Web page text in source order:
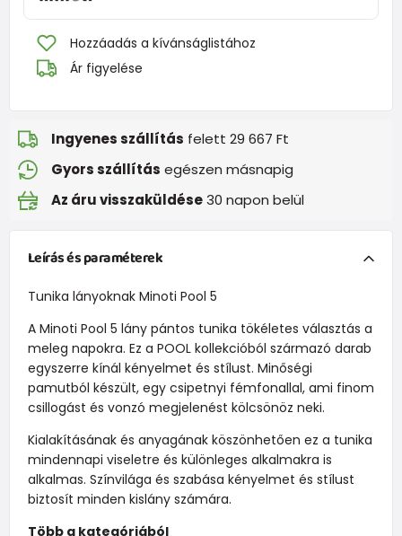
Hozzáadás a kívánságlistához
Ár figyelése
Ingyenes szállítás felett 29 667 Ft
Gyors szállítás egészen másnapig
Az áru visszaküldése30 napon belül
Leírás és paraméterek
Tunika lányoknak Minoti Pool 5
A Minoti Pool 5 lány pántos tunika tökéletes választás a
meleg napokra. Ez a POOL kollekcióból származó darab
egyszerre kínál kényelmet és stílust. Minőségi
pamutból készült, egy csipetnyi fémfonallal, ami finom
csillogást és vonzó megjelenést kölcsönöz neki.
Kialakításának és anyagának köszönhetően ez a tunika
mindennapi viseletre és különleges alkalmakra is
alkalmas. Színvilága és szabása kényelmet és stílust
biztosít minden kislány számára.
Több a kategóriából